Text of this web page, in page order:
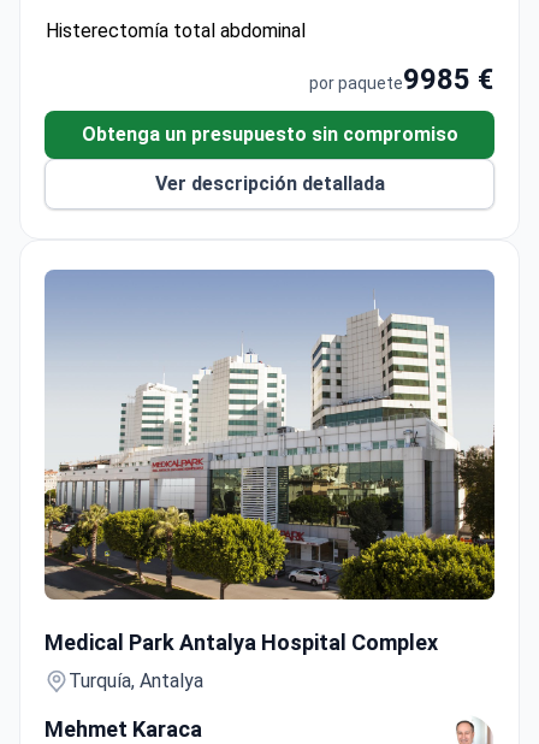
rápida. El Grupo Memorial Healthcare atiende a 1,6
Histerectomía total abdominal
por paquete9985 €
Obtenga un presupuesto sin compromiso
Ver descripción detallada
Medical Park Antalya Hospital Complex
Turquía, Antalya
Mehmet Karaca